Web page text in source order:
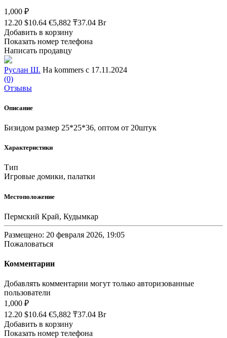
1,000 ₽
12.20 $10.64 €5,882 ₸37.04 Br
Добавить в корзину
Показать номер телефона
Написать продавцу
Руслан Ш. На kommers с 17.11.2024
(0)
Отзывы
Описание
Бизидом размер 25*25*36, оптом от 20штук
Характеристики
Тип
Игровые домики, палатки
Местоположение
Пермский Край, Кудымкар
Размещено: 20 февраля 2026, 19:05
Пожаловаться
Комментарии
Добавлять комментарии могут только авторизованные
пользователи
1,000 ₽
12.20 $10.64 €5,882 ₸37.04 Br
Добавить в корзину
Показать номер телефона